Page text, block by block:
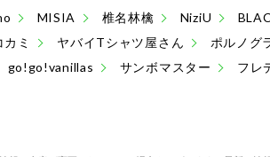
MISIA 椎名林檎 NiziU
ミ ヤバイTシャツ屋さん ポルノグ
go!go!vanillas サンボマスター フレ